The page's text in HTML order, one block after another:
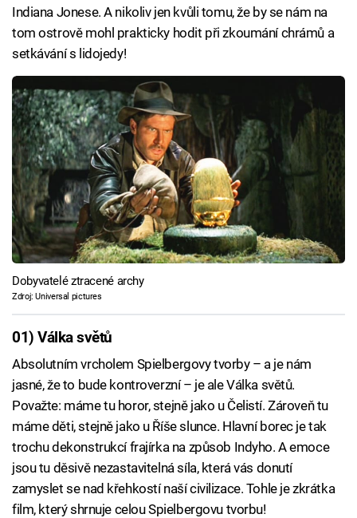
Indiana Jonese. A nikoliv jen kvůli tomu, že by se nám na
tom ostrově mohl prakticky hodit při zkoumání chrámů a
setkávání s lidojedy!
Dobyvatelé ztracené archy
Zdroj: Universal pictures
01) Válka světů
Absolutním vrcholem Spielbergovy tvorby – a je nám
jasné, že to bude kontroverzní – je ale Válka světů.
Považte: máme tu horor, stejně jako u Čelistí. Zároveň tu
máme děti, stejně jako u Říše slunce. Hlavní borec je tak
trochu dekonstrukcí frajírka na způsob Indyho. A emoce
jsou tu děsivě nezastavitelná síla, která vás donutí
zamyslet se nad křehkostí naší civilizace. Tohle je zkrátka
film, který shrnuje celou Spielbergovu tvorbu!